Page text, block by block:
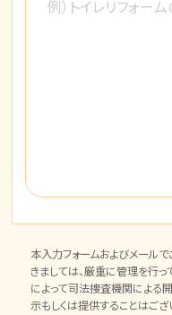
本入力フォームおよびメール
きましては、厳重に管理を行
によって司法捜査機関による
示もしくは提供することはござ